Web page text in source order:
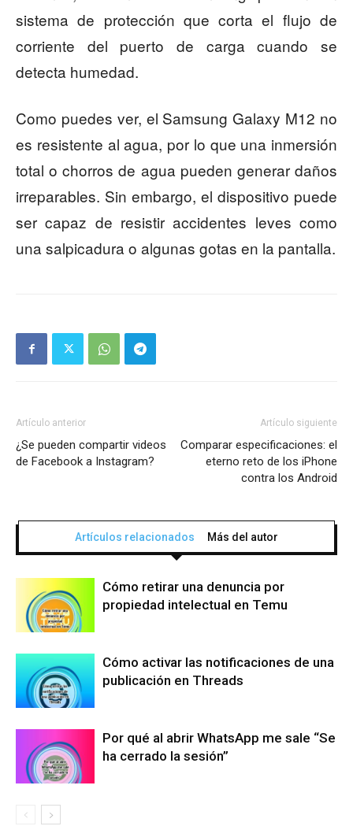
sistema de protección que corta el flujo de
corriente del puerto de carga cuando se
detecta humedad.
Como puedes ver, el Samsung Galaxy M12 no
es resistente al agua, por lo que una inmersión
total o chorros de agua pueden generar daños
irreparables. Sin embargo, el dispositivo puede
ser capaz de resistir accidentes leves como
una salpicadura o algunas gotas en la pantalla.
Artículo anterior
¿Se pueden compartir videos
de Facebook a Instagram?
Artículo siguiente
Comparar especificaciones: el
eterno reto de los iPhone
contra los Android
Artículos relacionados Más del autor
Cómo retirar una denuncia por
propiedad intelectual en Temu
Cómo activar las notificaciones de una
publicación en Threads
Por qué al abrir WhatsApp me sale “Se
ha cerrado la sesión”